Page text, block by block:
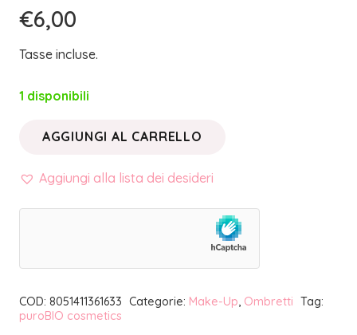
€6,00
Tasse incluse.
1 disponibili
02
|
PUROBIO
AGGIUNGI AL CARRELLO
Aggiungi alla lista dei desideri
COD: 8051411361633 Categorie: Make-Up, Ombretti Tag:
puroBIO cosmetics